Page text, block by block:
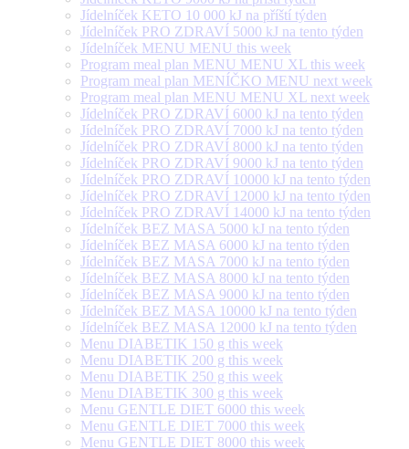
Jídelníček KETO 10 000 kJ na příští týden
Jídelníček PRO ZDRAVÍ 5000 kJ na tento týden
Jídelníček MENU MENU this week
Program meal plan MENU MENU XL this week
Program meal plan MENÍČKO MENU next week
Program meal plan MENU MENU XL next week
Jídelníček PRO ZDRAVÍ 6000 kJ na tento týden
Jídelníček PRO ZDRAVÍ 7000 kJ na tento týden
Jídelníček PRO ZDRAVÍ 8000 kJ na tento týden
Jídelníček PRO ZDRAVÍ 9000 kJ na tento týden
Jídelníček PRO ZDRAVÍ 10000 kJ na tento týden
Jídelníček PRO ZDRAVÍ 12000 kJ na tento týden
Jídelníček PRO ZDRAVÍ 14000 kJ na tento týden
Jídelníček BEZ MASA 5000 kJ na tento týden
Jídelníček BEZ MASA 6000 kJ na tento týden
Jídelníček BEZ MASA 7000 kJ na tento týden
Jídelníček BEZ MASA 8000 kJ na tento týden
Jídelníček BEZ MASA 9000 kJ na tento týden
Jídelníček BEZ MASA 10000 kJ na tento týden
Jídelníček BEZ MASA 12000 kJ na tento týden
Menu DIABETIK 150 g this week
Menu DIABETIK 200 g this week
Menu DIABETIK 250 g this week
Menu DIABETIK 300 g this week
Menu GENTLE DIET 6000 this week
Menu GENTLE DIET 7000 this week
Menu GENTLE DIET 8000 this week